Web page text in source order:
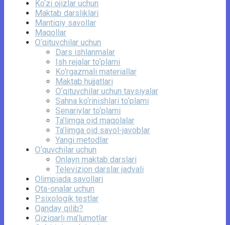
Ko‘zi ojizlar uchun
Maktab darsliklari
Mantiqiy savollar
Maqollar
O‘qituvchilar uchun
Dars ishlanmalar
Ish rejalar to‘plami
Ko‘rgazmali materiallar
Maktab hujjatlari
O‘qituvchilar uchun tavsiyalar
Sahna ko‘rinishlari to‘plami
Senariylar to‘plami
Ta’limga oid maqolalar
Ta’limga oid savol-javoblar
Yangi metodlar
O‘quvchilar uchun
Onlayn maktab darslari
Televizion darslar jadvali
Olimpiada savollari
Ota-onalar uchun
Psixologik testlar
Qanday qilib?
Qiziqarli ma’lumotlar